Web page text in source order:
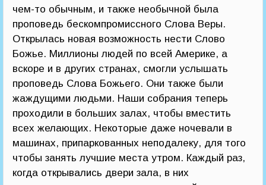
чем-то обычным, и также необычной была
проповедь бескомпромиссного Слова Веры.
Открылась новая возможность нести Слово
Божье. Миллионы людей по всей Америке, а
вскоре и в других странах, смогли услышать
проповедь Слова Божьего. Они также были
жаждущими людьми. Наши собрания теперь
проходили в больших залах, чтобы вместить
всех желающих. Некоторые даже ночевали в
машинах, припаркованных неподалеку, для того
чтобы занять лучшие места утром. Каждый раз,
когда открывались двери зала, в них